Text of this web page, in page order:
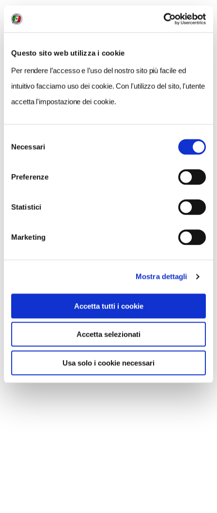
Questo sito web utilizza i cookie
Per rendere l’accesso e l’uso del nostro sito più facile ed
intuitivo facciamo uso dei cookie. Con l'utilizzo del sito, l'utente
accetta l'impostazione dei cookie.
delNecessari
Preferenze
Statistici
Marketing
Mostra dettagli
Accetta tutti i cookie
Accetta selezionati
Usa solo i cookie necessari
VEDI SU
MAPPA